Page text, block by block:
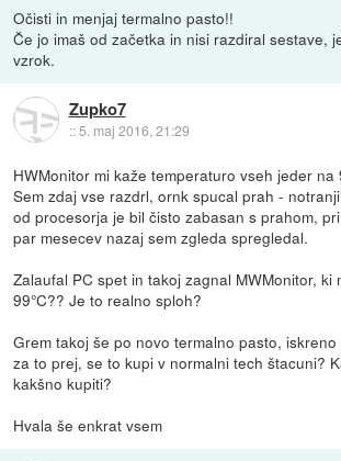
Očisti in menjaj termalno pasto!!
Če jo imaš od začetka in nisi razdiral sestave,
vzrok.
Zupko7
::5. maj 2016, 21:29
HWMonitor mi kaže temperaturo vseh jeder na
Sem zdaj vse razdrl, ornk spucal prah -
od procesorja je bil čisto zabasan s prahom,
par mesecev nazaj sem zgleda spregledal.
Zalaufal PC spet in takoj zagnal MWMonitor, ki
99°C?? Je to realno sploh?
Grem takoj še po novo termalno pasto,
za to prej, se to kupi v normalni tech štacuni?
kakšno kupiti?
Hvala še enkrat vsem